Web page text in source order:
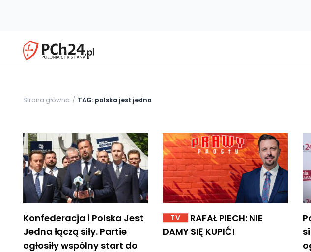
Strona główna TAG: polska jest jedna
Konfederacja i Polska Jest
Jedna łączą siły. Partie
ogłosiły wspólny start do
TV
RAFAŁ PIECH: NIE
DAMY SIĘ KUPIĆ!